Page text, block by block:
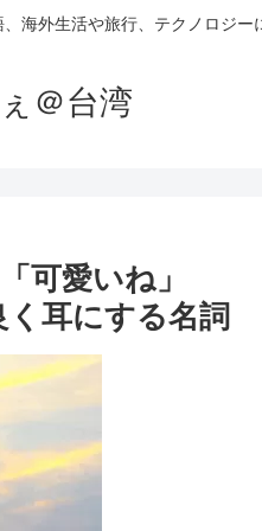
海外生活や旅行、テクノロジー
＠台湾
可愛いね」
く耳にする名詞